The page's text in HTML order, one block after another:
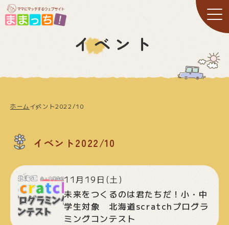
イベント
ホーム イベント2022/10
イベント2022/10
11月19日(土)
未来をつくるのは君たちだ！小・中
学生対象 北海道scratchプログラ
ミングコンテスト